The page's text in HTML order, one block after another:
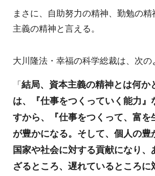
まさに、自助努力の精神、勤勉の
主義の精神と言える。
大川隆法・幸福の科学総裁は、次の
「 結局、資本主義の精神とは何か
は、『仕事をつくっていく能力』
すから、『仕事をつくって、富を
が豊かになる。そして、個人の豊
国家や社会に対する貢献になり、
ざるところ、遅れているところに